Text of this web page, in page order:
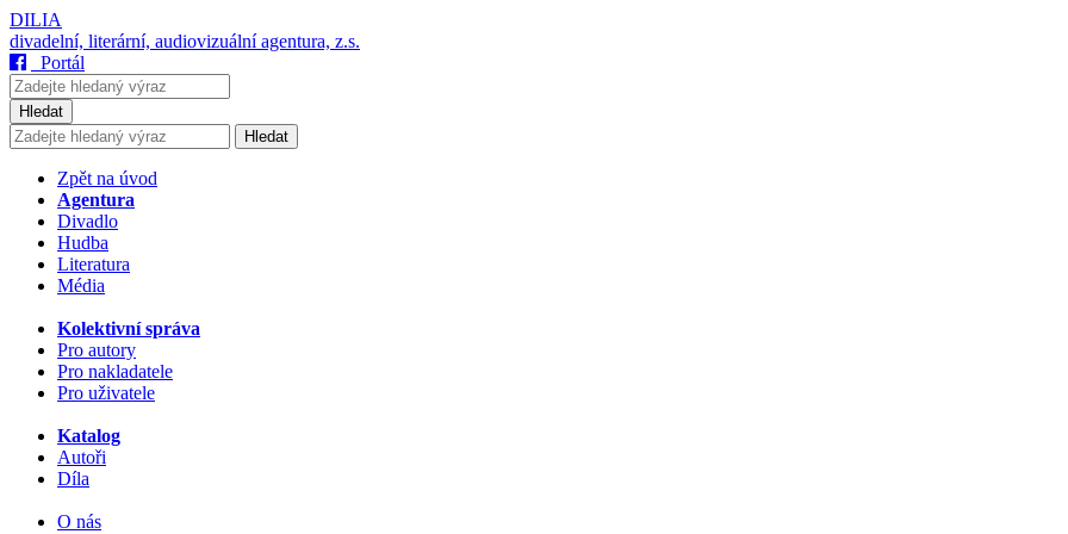
DILIA
divadelní, literární, audiovizuální agentura, z.s.
Portál
Hledat
Hledat
Zpět na úvod
Agentura
Divadlo
Hudba
Literatura
Média
Kolektivní správa
Pro autory
Pro nakladatele
Pro uživatele
Katalog
Autoři
Díla
O nás